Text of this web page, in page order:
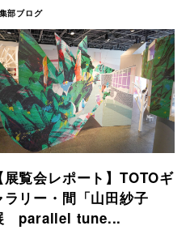
部ブログ
展覧会レポート】TOTOギ
ラリー・間「山田紗子
parallel tune...